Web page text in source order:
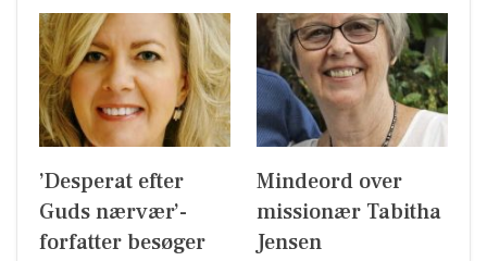
’Desperat efter
Guds nærvær’-
forfatter besøger
Mindeord over
missionær Tabitha
Jensen